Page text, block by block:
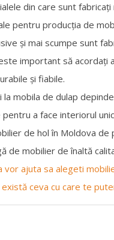
din care sunt
pentru producția de
și mai scumpe sunt
important să
și fiabile.
la mobila de dulap
a face interiorul
de hol în Moldova de
de mobilier de înaltă
vor ajuta sa alegeti
ceva cu care te